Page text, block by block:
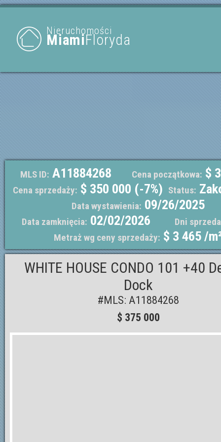
Nieruchomości
MiamiFloryda
MLS ID: A11884268 Cena początkowa: $
Cena sprzedaży: $ 350 000 (-7%) Status:
Data wystawienia: 09/26/2025
Data zamknięcia: 02/02/2026
Dni
Metraż wg ceny sprzedaży: $ 3 465 /
WHITE HOUSE CONDO 101 +40
Dock
#MLS: A11884268
$ 375 000